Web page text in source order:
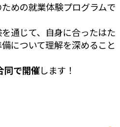
めの就業体験プログラムで
通じて、自身に合ったはた
について理解を深めること
同で開催します！